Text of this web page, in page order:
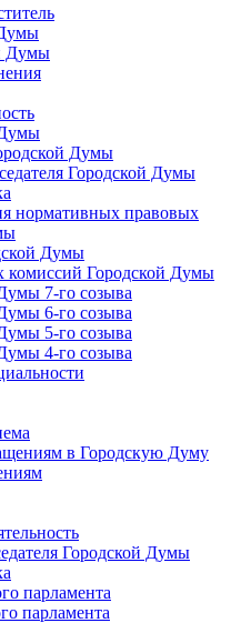
Думы
Думы
Городской Думы
нормативных правовых
Думы
комиссий Городской Думы
7-го созыва
6-го созыва
5-го созыва
4-го созыва
в Городскую Думу
Городской Думы
парламента
парламента